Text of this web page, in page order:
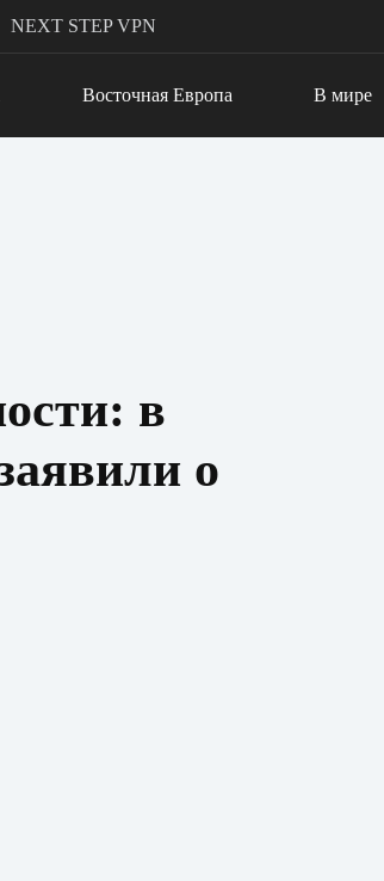
NEXT STEP VPN
Восточная Европа В мире
в
о